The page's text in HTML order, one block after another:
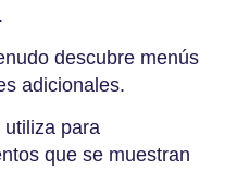
descubre menús
adicionales.
utiliza para
que se muestran